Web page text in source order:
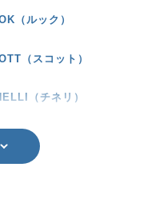
（ルック）
（スコット）
（チネリ）